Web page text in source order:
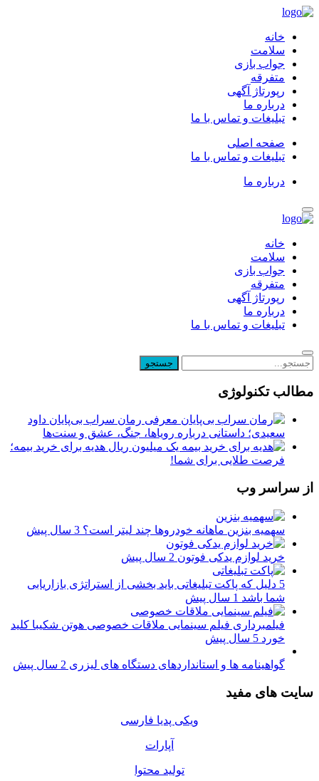
خانه
سلامت
جواب بازی
متفرقه
رپورتاژ آگهی
درباره ما
تبلیغات و تماس با ما
صفحه اصلی
تبلیغات و تماس با ما
درباره ما
خانه
سلامت
جواب بازی
متفرقه
رپورتاژ آگهی
درباره ما
تبلیغات و تماس با ما
مطالب تکنولوژی
معرفی رمان سراب بی‌پایان داود
سعیدی؛ داستانی درباره رویاها، جنگ، عشق و سنت‌ها
یک میلیون ریال هدیه برای خرید بیمه؛
فرصت طلایی برای شما!
از سراسر وب
سهمیه بنزین ماهانه خودروها چند لیتر است؟ 3 سال پیش
خرید لوازم یدکی فوتون 2 سال پیش
5 دلیل که پاکت تبلیغاتی باید بخشی از استراتژی بازاریابی
شما باشد 1 سال پیش
فیلمبرداری فیلم سینمایی ملاقات خصوصی هوتن شکیبا کلید
خورد 5 سال پیش
گواهینامه ها و استانداردهای دستگاه های لیزری 2 سال پیش
سایت های مفید
ویکی پدیا فارسی
آپارات
تولید محتوا